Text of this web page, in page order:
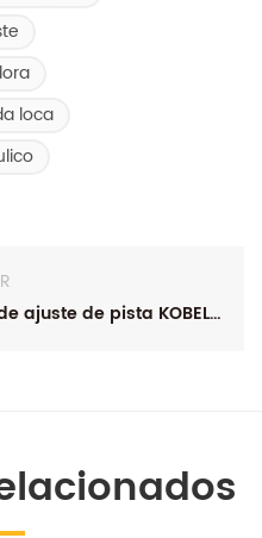
loca
Conjunto de cilindro de ajuste de pista KOBELCO SK200